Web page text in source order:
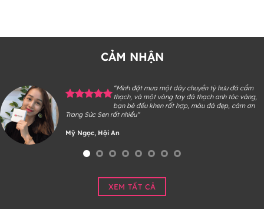
CẢM NHẬN
“Mình đặt mua một dây chuyền tỳ hưu đá cẩm
thạch, và một vòng tay đá thạch anh tóc vàng,
bạn bè đều khen rất hợp, màu đá đẹp, cám ơn
Trang Sức Sen rất nhiều“
Mỹ Ngọc, Hội An
XEM TẤT CẢ